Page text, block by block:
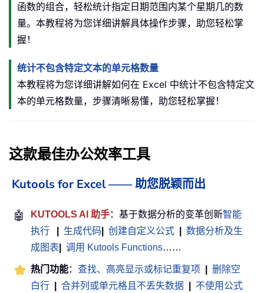
函数的组合，轻松统计指定日期范围内某个星期几的数
量。本教程将为您详细讲解具体操作步骤，助您轻松掌
握！
统计不包含特定文本的单元格数量
本教程将为您详细讲解如何在 Excel 中统计不包含特定文
本的单元格数量，步骤清晰易懂，助您轻松掌握！
这款最佳办公效率工具
Kutools for Excel —— 助您脱颖而出
🤖 KUTOOLS AI 助手：基于数据分析的变革创新智能
执行
生成代码 创建自定义公式
数据分析及生
成图表
调用 Kutools Functions……
热门功能： 查找、高亮显示或标记重复项
删除空
白行
合并列或单元格且不丢失数据
不使用公式